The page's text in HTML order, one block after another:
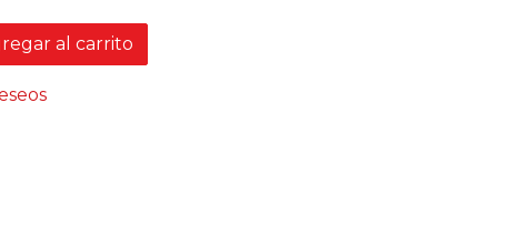
al carrito